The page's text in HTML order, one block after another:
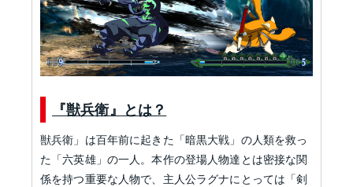
『獣兵衛』とは？
獣兵衛」は百年前に起きた「暗黒大戦」の人類を救っ
た「六英雄」の一人。本作の登場人物達とは密接な関
係を持つ重要な人物で、主人公ラグナにとっては「剣